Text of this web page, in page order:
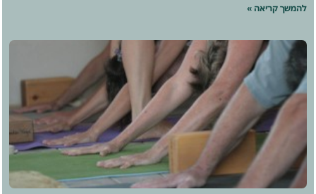
להמשך קריאה »